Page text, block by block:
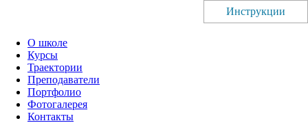
О школе
Курсы
Траектории
Преподаватели
Портфолио
Фотогалерея
Контакты
Инструкции